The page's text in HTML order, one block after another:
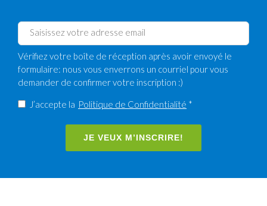
Vérifiez votre boîte de réception après avoir envoyé le
formulaire: nous vous enverrons un courriel pour vous
demander de confirmer votre inscription :)
J’accepte la Politique de Confidentialité *
JE VEUX M’INSCRIRE!